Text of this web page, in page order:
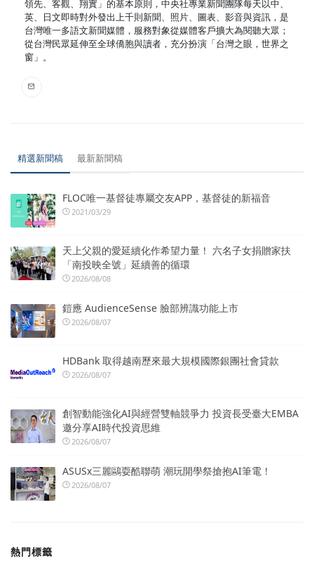
領先、客觀、翔實」的基本原則，中央社專業新聞團隊每天以中、
英、日文即時對外發出上千則新聞、照片、圖表、影音與資訊，是
台灣唯一多語文新聞媒體，服務對象從媒體客戶擴大為閱聽大眾；
從台灣民眾延伸至全球僑胞與讀者，充分扮演「台灣之眼，世界之
窗」。
精選新聞稿 最新新聞稿
FLOC唯一基督徒專屬交友APP，基督徒的新福音
2021/03/29
天上父親的愛延續化作希望力量！ 六名子女捐贈家扶
「南投映全號」延續善的循環
2026/08/08
鎧應 AudienceSense 臉部辨識功能上市
2026/08/07
HDBank 取得越南歷來最大規模國際銀團社會貸款
2026/08/07
創智動能強化AI與經營雙軸競爭力 投資長受臺大EMBA
邀分享AI時代投資思維
2026/08/07
ASUSx三麗鷗耍酷聯萌 潮玩開學祭搶抱AI筆電！
2026/08/07
熱門標籤